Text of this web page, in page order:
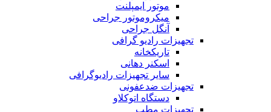
موتور ایمپلنت
میکروموتور جراحی
آنگل جراحی
تجهیزات رادیو گرافی
تاریکخانه
اسکنر دهانی
سایر تجهیزات رادیوگرافی
تجهیزات ضدعفونی
دستگاه اتوکلاو
تجهیزات مطب